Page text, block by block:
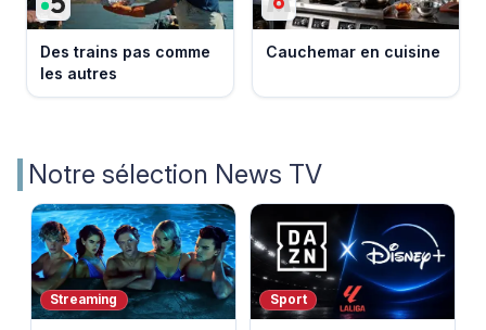
Des trains pas comme
les autres
Cauchemar en cuisine
Notre sélection News TV
Streaming Sport